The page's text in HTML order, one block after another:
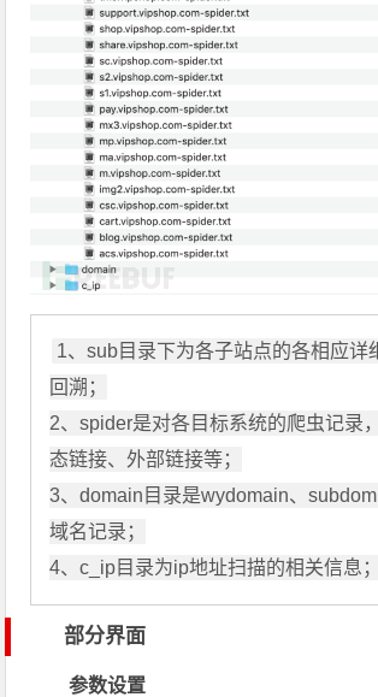
1、sub目录下为各子站点的各相应详
回溯；
2、spider是对各目标系统的爬虫记录
态链接、外部链接等；
3、domain目录是wydomain、
域名记录；
部分界面
参数设置